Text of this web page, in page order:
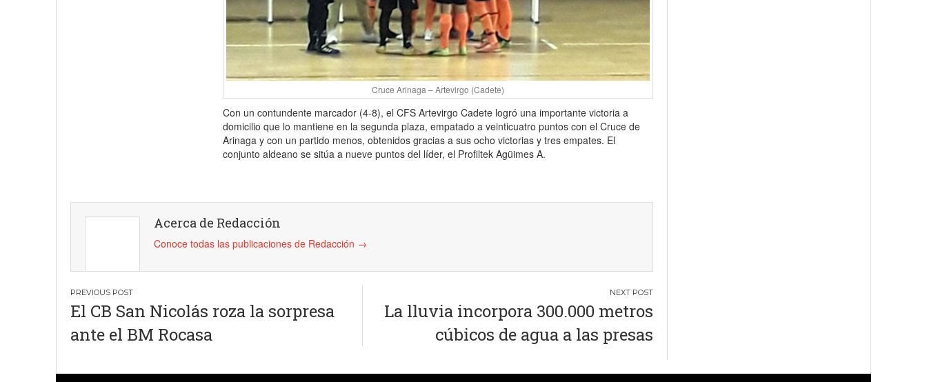
Cruce Arinaga – Artevirgo (Cadete)
Con un contundente marcador (4-8), el CFS Artevirgo Cadete logró una importante victoria a
domicilio que lo mantiene en la segunda plaza, empatado a veinticuatro puntos con el Cruce de
Arinaga y con un partido menos, obtenidos gracias a sus ocho victorias y tres empates. El
conjunto aldeano se sitúa a nueve puntos del líder, el Profiltek Agüimes A.
Acerca de Redacción
Conoce todas las publicaciones de Redacción →
Navegación
de
entradas
El CB San Nicolás roza la sorpresa
ante el BM Rocasa
La lluvia incorpora 300.000 metros
cúbicos de agua a las presas